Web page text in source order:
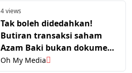
4 views
Tak boleh didedahkan!
Butiran transaksi saham
Azam Baki bukan dokumen
awam – Azalina
Oh My Media